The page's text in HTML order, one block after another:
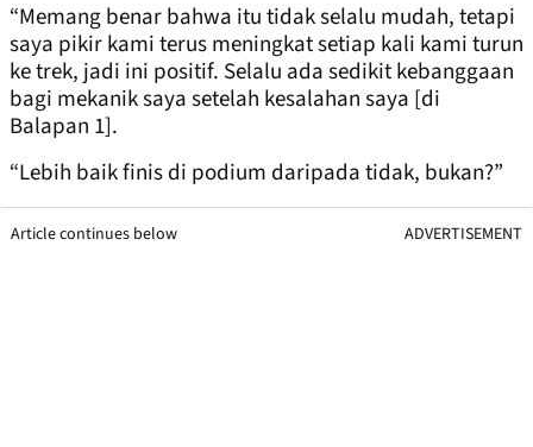
“Memang benar bahwa itu tidak selalu mudah, tetapi
saya pikir kami terus meningkat setiap kali kami turun
ke trek, jadi ini positif. Selalu ada sedikit kebanggaan
bagi mekanik saya setelah kesalahan saya [di
Balapan 1].
“Lebih baik finis di podium daripada tidak, bukan?”
Article continues below ADVERTISEMENT